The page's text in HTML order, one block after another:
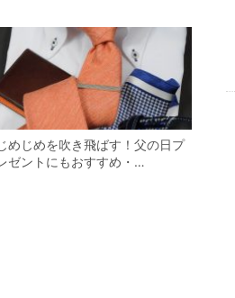
めじめを吹き飛ばす！父の日プ
ゼントにもおすすめ・…